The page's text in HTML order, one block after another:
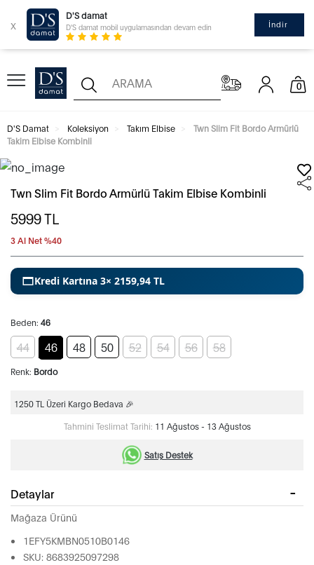
x
D'S damat
D'S damat mobil uygulamasından devam edin İndir
0
D'S Damat Koleksiyon Takım Elbise
Twn Slim Fit Bordo Armürlü
Takim Elbise Kombinli
Twn Slim Fit Bordo Armürlü Takim Elbise Kombinli
5999TL
3 Al Net %40
Kredi Kartına 3× 2159,94 TL
Beden: 46
44 46 48 50 52 54 56 58
Renk: Bordo
1250 TL Üzeri Kargo Bedava 🎉
Tahmini Teslimat Tarihi: 11 Ağustos - 13 Ağustos
Satış Destek
Detaylar
Mağaza Ürünü
1EFY5KMBN0510B0146
SKU: 8683925097298